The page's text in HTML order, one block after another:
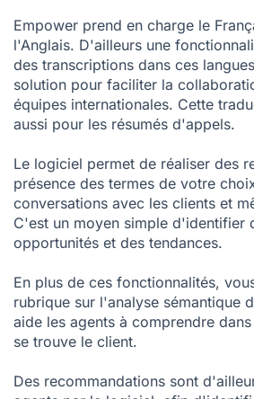
Empower prend en charge le
l'Anglais. D'ailleurs une
des transcriptions dans ces
solution pour faciliter la
équipes internationales. Cette
aussi pour les résumés d'appels.
Le logiciel permet de réaliser des
présence des termes de votre
conversations avec les clients et
C'est un moyen simple d'identifier
opportunités et des tendances.
En plus de ces fonctionnalités,
rubrique sur l'analyse sémantique
aide les agents à comprendre
se trouve le client.
Des recommandations sont